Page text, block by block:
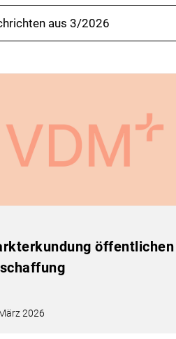
aus 3/2026
öffentlichen
2026